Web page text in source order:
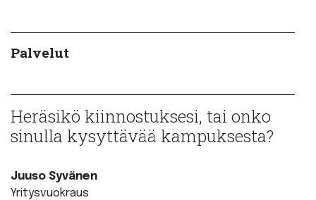
Palvelut
Heräsikö kiinnostuksesi, tai onko
sinulla kysyttävää kampuksesta?
Juuso Syvänen
Yritysvuokraus